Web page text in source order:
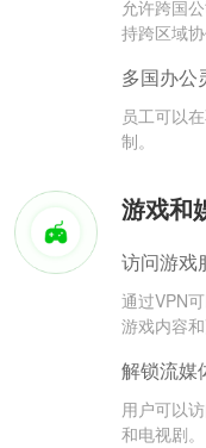
允许跨国
持跨区域协
多国办公
员工可以
制。
游戏和
访问游戏
通过VPN
游戏内容和
解锁流媒
用户可以
和电视剧。